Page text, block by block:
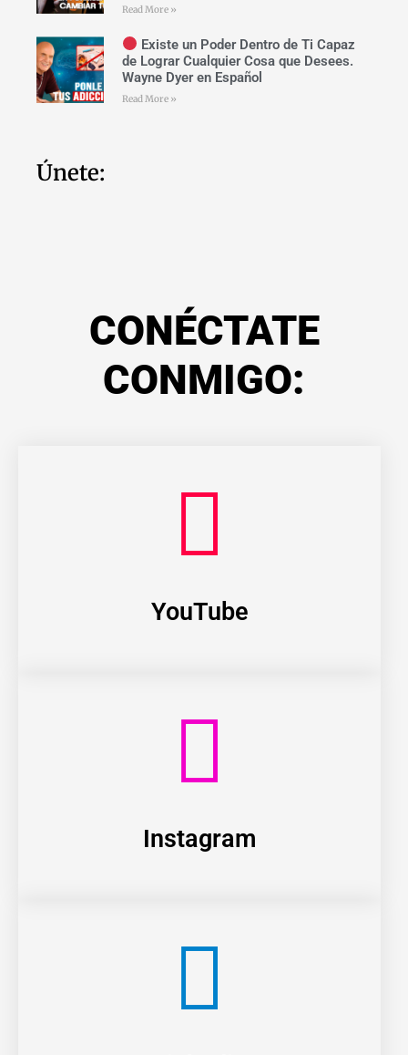
Read More »
Existe un Poder Dentro de Ti Capaz
de Lograr Cualquier Cosa que Desees.
Wayne Dyer en Español
Read More »
Únete:
CONÉCTATE
CONMIGO:
YouTube
Instagram